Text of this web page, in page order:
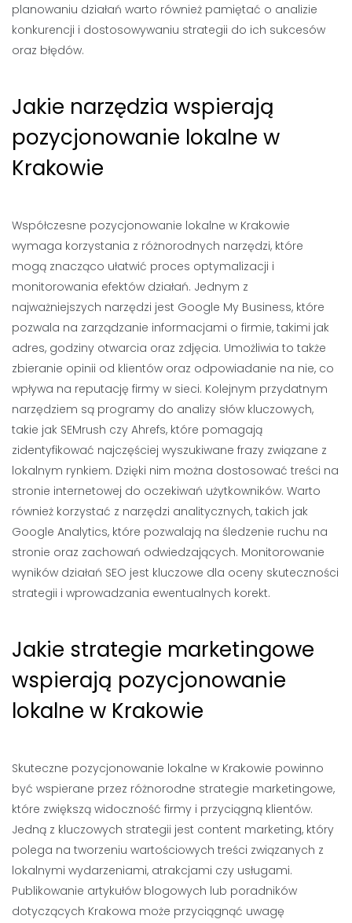
planowaniu działań warto również pamiętać o analizie
konkurencji i dostosowywaniu strategii do ich sukcesów
oraz błędów.
Jakie narzędzia wspierają
pozycjonowanie lokalne w
Krakowie
Współczesne pozycjonowanie lokalne w Krakowie
wymaga korzystania z różnorodnych narzędzi, które
mogą znacząco ułatwić proces optymalizacji i
monitorowania efektów działań. Jednym z
najważniejszych narzędzi jest Google My Business, które
pozwala na zarządzanie informacjami o firmie, takimi jak
adres, godziny otwarcia oraz zdjęcia. Umożliwia to także
zbieranie opinii od klientów oraz odpowiadanie na nie, co
wpływa na reputację firmy w sieci. Kolejnym przydatnym
narzędziem są programy do analizy słów kluczowych,
takie jak SEMrush czy Ahrefs, które pomagają
zidentyfikować najczęściej wyszukiwane frazy związane z
lokalnym rynkiem. Dzięki nim można dostosować treści na
stronie internetowej do oczekiwań użytkowników. Warto
również korzystać z narzędzi analitycznych, takich jak
Google Analytics, które pozwalają na śledzenie ruchu na
stronie oraz zachowań odwiedzających. Monitorowanie
wyników działań SEO jest kluczowe dla oceny skuteczności
strategii i wprowadzania ewentualnych korekt.
Jakie strategie marketingowe
wspierają pozycjonowanie
lokalne w Krakowie
Skuteczne pozycjonowanie lokalne w Krakowie powinno
być wspierane przez różnorodne strategie marketingowe,
które zwiększą widoczność firmy i przyciągną klientów.
Jedną z kluczowych strategii jest content marketing, który
polega na tworzeniu wartościowych treści związanych z
lokalnymi wydarzeniami, atrakcjami czy usługami.
Publikowanie artykułów blogowych lub poradników
dotyczących Krakowa może przyciągnąć uwagę